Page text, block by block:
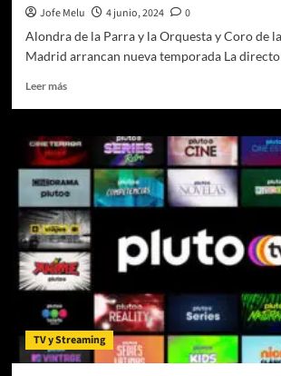
Jofe Melu 4 junio, 2024
0
Alondra de la Parra y la Orquesta y Coro de
Madrid arrancan nueva temporada La
Leer másLeer
Alondra
de
la
Parra
presenta
su
primera
temporada
como
directora
artística
titular
de
TV y Streaming